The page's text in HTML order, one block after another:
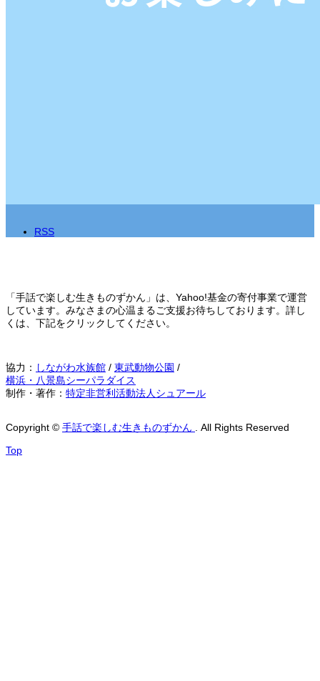
RSS
「手話で楽しむ生きものずかん」は、Yahoo!基金の寄付事業で運営
しています。みなさまの心温まるご支援お待ちしております。詳し
くは、下記をクリックしてください。
協力： しながわ水族館 / 東武動物公園 /
横浜・八景島シーパラダイス
制作・著作： 特定非営利活動法人シュアール
Copyright © 手話で楽しむ生きものずかん
. All Rights Reserved
Top